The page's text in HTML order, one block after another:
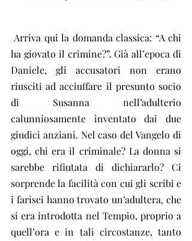
Arriva qui la domanda classica: “A chi
ha giovato il crimine?”. Già all’epoca di
Daniele, gli accusatori non erano
riusciti ad acciuffare il presunto socio
di Susanna nell’adulterio
calunniosamente inventato dai due
giudici anziani. Nel caso del Vangelo di
oggi, chi era il criminale? La donna si
sarebbe rifiutata di dichiararlo? Ci
sorprende la facilità con cui gli scribi e
i farisei hanno trovato un’adultera, che
si era introdotta nel Tempio, proprio a
quell’ora e in tali circostanze, tanto